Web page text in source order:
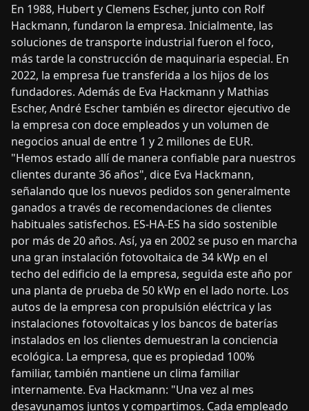
En 1988, Hubert y Clemens Escher, junto con Rolf
Hackmann, fundaron la empresa. Inicialmente, las
soluciones de transporte industrial fueron el foco,
más tarde la construcción de maquinaria especial. En
2022, la empresa fue transferida a los hijos de los
fundadores. Además de Eva Hackmann y Mathias
Escher, André Escher también es director ejecutivo de
la empresa con doce empleados y un volumen de
negocios anual de entre 1 y 2 millones de EUR.
"Hemos estado allí de manera confiable para nuestros
clientes durante 36 años", dice Eva Hackmann,
señalando que los nuevos pedidos son generalmente
ganados a través de recomendaciones de clientes
habituales satisfechos. ES-HA-ES ha sido sostenible
por más de 20 años. Así, ya en 2002 se puso en marcha
una gran instalación fotovoltaica de 34 kWp en el
techo del edificio de la empresa, seguida este año por
una planta de prueba de 50 kWp en el lado norte. Los
autos de la empresa con propulsión eléctrica y las
instalaciones fotovoltaicas y los bancos de baterías
instalados en los clientes demuestran la conciencia
ecológica. La empresa, que es propiedad 100%
familiar, también mantiene un clima familiar
internamente. Eva Hackmann: "Una vez al mes
desayunamos juntos y compartimos. Cada empleado